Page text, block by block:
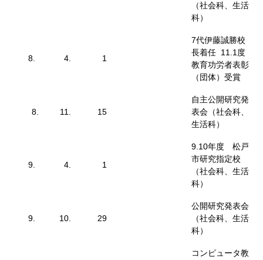
（社会科、生活
科）
8. 4. 1
7代伊藤誠勝校
長着任 11.1度
教育功労者表彰
（団体）受賞
8. 11. 15
自主公開研究発
表会（社会科、
生活科）
9. 4. 1
9.10年度 松戸
市研究指定校
（社会科、生活
科）
9. 10. 29
公開研究発表会
（社会科、生活
科）
コンピュータ教